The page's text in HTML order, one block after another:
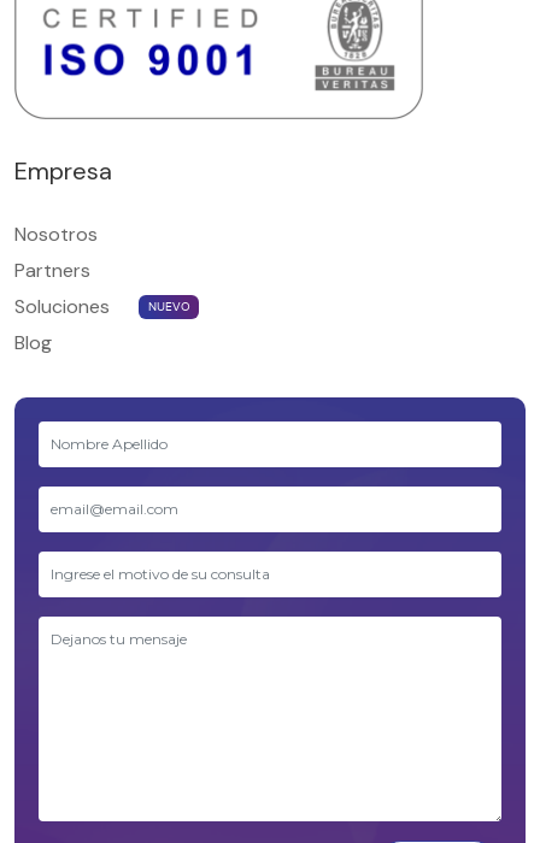
Empresa
Nosotros
Partners
Soluciones
NUEVO
Blog